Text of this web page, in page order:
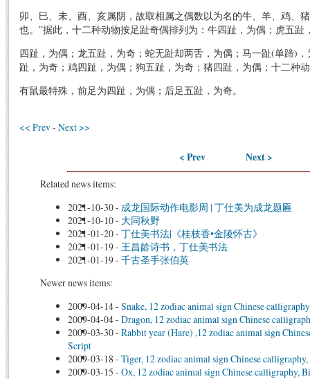
卯、巳、未、酉、亥属阴，故取相属之偶数以为名的牛、羊、鸡、
也。”据此，十二种动物按足趾奇偶排列为：牛四趾，为偶；虎五趾
四趾，为偶；龙五趾，为奇；蛇无趾却两舌，为偶；马一趾(单蹄)
趾，为奇；鸡四趾，为偶；狗五趾，为奇；猪四趾，为偶；十二种
有鼠最特殊，前足为四趾，为偶；后足五趾，为奇。
<< Prev- Next >>
< Prev Next >
Related news items:
2021-10-30- 成龙国际动作电影周 | 丁仕美为成龙题匾
2021-10-10- 大同秋野
2021-01-20- 丁仕美书法|《桂枝香•金陵怀古》
2021-01-19- 王昌龄诗书，丁仕美书法
2021-01-19- 千古圣手张伯英
Newer news items:
2009-04-14- Snake, 12 zodiac animal sign Chinese
2009-04-04- Dragon, 12 zodiac animal sign Chinese
2009-03-30- Rabbit year (Hare) ,12 zodiac animal sign
Script
2009-03-18 - Tiger, 12 zodiac animal sign Chinese
2009-03-15 - Ox, 12 zodiac animal sign Chinese calligraphy,